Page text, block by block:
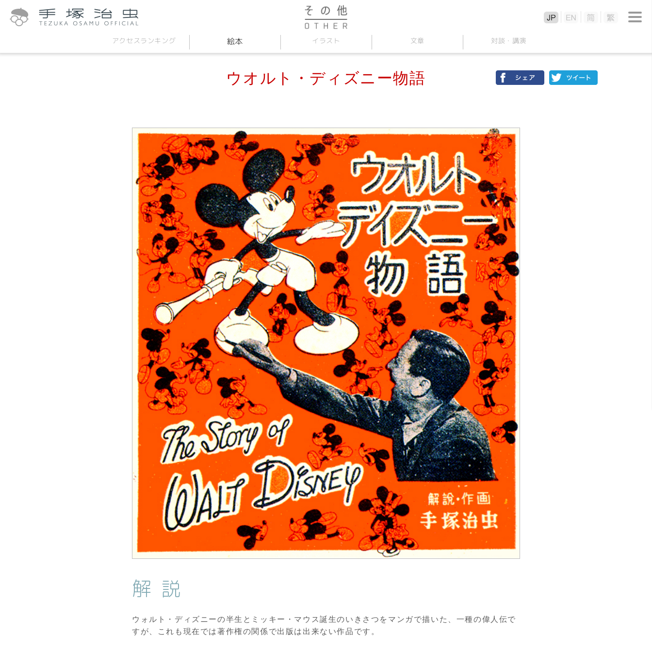
アクセス ランキング 絵本 イラスト 文章 対談 ・ 講演
ウオルト・ディズニー物語
解説
ウォルト・ディズニーの半生とミッキー・マウス誕生のいきさつをマンガで描いた、一種の偉人伝で
すが、これも現在では著作権の関係で出版は出来ない作品です。